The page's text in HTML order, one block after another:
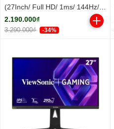
(27Inch/ Full HD/ 1ms/ 144Hz/
300cd/m2/ IPS)
2.190.000₫
3.290.000₫ -34%